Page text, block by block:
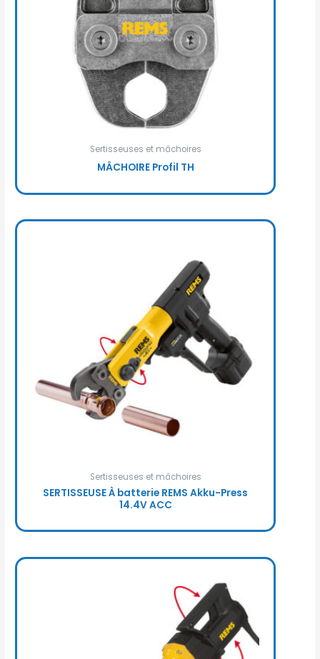
Sertisseuses et mâchoires
MÂCHOIRE Profil TH
Sertisseuses et mâchoires
SERTISSEUSE À batterie REMS Akku-Press
14.4V ACC